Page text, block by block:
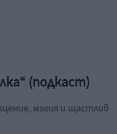
(подкаст)
магия и щастлив